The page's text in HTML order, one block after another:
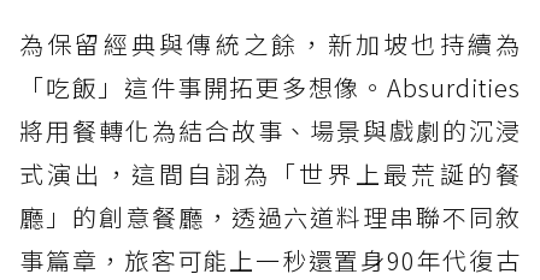
為保留經典與傳統之餘，新加坡也持續為
「吃飯」這件事開拓更多想像。Absurdities
將用餐轉化為結合故事、場景與戲劇的沉浸
式演出，這間自詡為「世界上最荒誕的餐
廳」的創意餐廳，透過六道料理串聯不同敘
事篇章，旅客可能上一秒還置身90年代復古